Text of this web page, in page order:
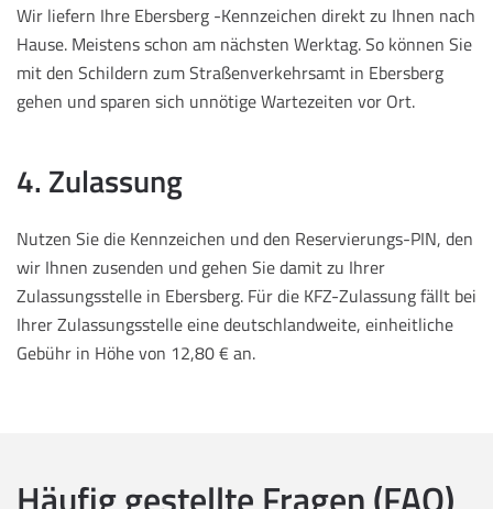
Wir liefern Ihre Ebersberg -Kennzeichen direkt zu Ihnen nach
Hause. Meistens schon am nächsten Werktag. So können Sie
mit den Schildern zum Straßenverkehrsamt in Ebersberg
gehen und sparen sich unnötige Wartezeiten vor Ort.
4. Zulassung
Nutzen Sie die Kennzeichen und den Reservierungs-PIN, den
wir Ihnen zusenden und gehen Sie damit zu Ihrer
Zulassungsstelle in Ebersberg. Für die KFZ-Zulassung fällt bei
Ihrer Zulassungsstelle eine deutschlandweite, einheitliche
Gebühr in Höhe von 12,80 € an.